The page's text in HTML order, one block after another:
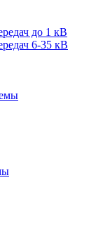
до 1 кВ
6-35 кВ